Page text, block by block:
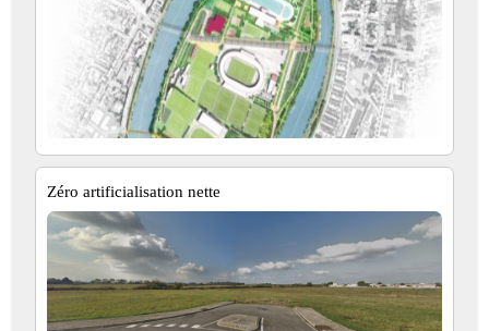
Zéro artificialisation nette